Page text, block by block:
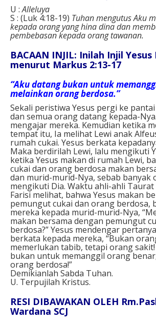
U :Alleluya
S : (Luk 4:18-19) Tuhan mengutus Aku
kepada orang yang hina dina dan
pembebasan kepada orang tawanan.
BACAAN INJIL: Inilah Injil
menurut Markus 2:13-17
“Aku datang bukan untuk
melainkan orang berdosa.”
Sekali peristiwa Yesus pergi ke
dan semua orang datang kepada-
mengajar mereka. Kemudian ketika
tempat itu, Ia melihat Lewi anak
rumah cukai. Yesus berkata
Maka berdirilah Lewi, lalu mengikuti
ketika Yesus makan di rumah Lewi,
cukai dan orang berdosa makan
dan murid-murid-Nya, sebab banyak
mengikuti Dia. Waktu ahli-ahli
Farisi melihat, bahwa Yesus makan
pemungut cukai dan orang berdosa,
mereka kepada murid-murid-Nya,
makan bersama dengan pemungut
berdosa?” Yesus mendengar
berkata kepada mereka, “Bukan
memerlukan tabib, tetapi orang
bukan untuk memanggil orang
orang berdosa!”
Demikianlah Sabda Tuhan.
U. Terpujilah Kristus.
RESI DIBAWAKAN OLEH
Wardana SCJ